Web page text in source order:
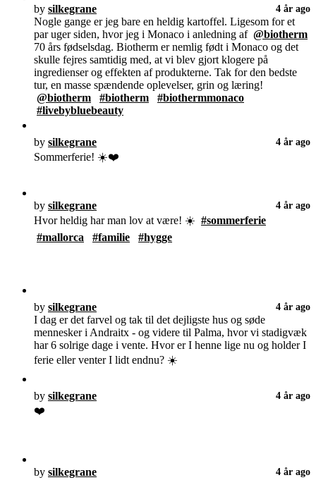
by silkegrane 4 år ago
Nogle gange er jeg bare en heldig kartoffel. Ligesom for et
par uger siden, hvor jeg i Monaco i anledning af @biotherm
70 års fødselsdag. Biotherm er nemlig født i Monaco og det
skulle fejres samtidig med, at vi blev gjort klogere på
ingredienser og effekten af produkterne. Tak for den bedste
tur, en masse spændende oplevelser, grin og læring!
@biotherm
#biotherm
#biothermmonaco
#livebybluebeauty
by silkegrane 4 år ago
Sommerferie! ☀️❤️
by silkegrane 4 år ago
Hvor heldig har man lov at være! ☀️ #sommerferie
#mallorca
#familie #hygge
by silkegrane 4 år ago
I dag er det farvel og tak til det dejligste hus og søde
mennesker i Andraitx - og videre til Palma, hvor vi stadigvæk
har 6 solrige dage i vente. Hvor er I henne lige nu og holder I
ferie eller venter I lidt endnu? ☀️
by silkegrane 4 år ago
❤️
by silkegrane 4 år ago